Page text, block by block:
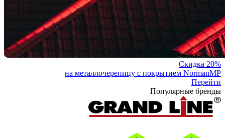
Скидка 20%
на металлочерепицу с покрытием NormanMP
Перейти
Популярные бренды